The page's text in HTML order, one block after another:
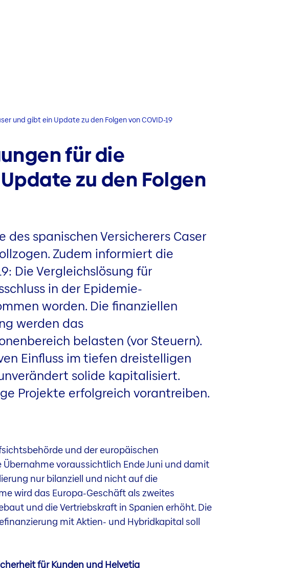
und gibt ein Update zu den Folgen von COVID-19
für die
zu den Folgen
spanischen Versicherers Caser
Zudem informiert die
Die Vergleichslösung für
in der Epidemie-
worden. Die finanziellen
werden das
belasten (vor Steuern).
Einfluss im tiefen dreistelligen
solide kapitalisiert.
Projekte erfolgreich vorantreiben.
und der europäischen
voraussichtlich Ende Juni und damit
nur bilanziell und nicht auf die
wird das Europa-Geschäft als zweites
und die Vertriebskraft in Spanien erhöht. Die
mit Aktien- und Hybridkapital soll
für Kunden und Helvetia